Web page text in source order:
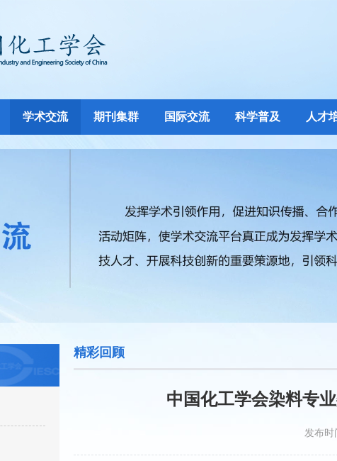
学术交流 期刊集群 国际交流 科学普及 人才
精彩回顾
中国化工学会染料专
发布